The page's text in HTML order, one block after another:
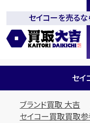
全国2200店舗以上展開
吉」
セイコーを売るな
セイ
ブランド買取 大吉
セイコー買取買取